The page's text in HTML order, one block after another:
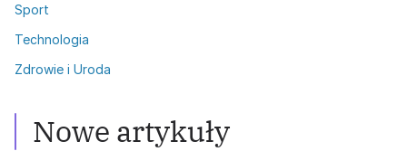
Sport
Technologia
Zdrowie i Uroda
Nowe artykuły
metody walki